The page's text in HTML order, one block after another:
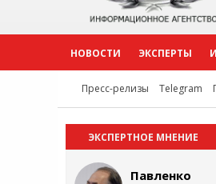
НОВОСТИ ЭКСПЕРТЫ
Пресс-релизы Telegram
ЭКСПЕРТНОЕ МНЕНИЕ
Павленко